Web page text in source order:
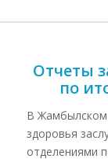
Отчеты
по
В Жамбылском
здоровья
отделениями